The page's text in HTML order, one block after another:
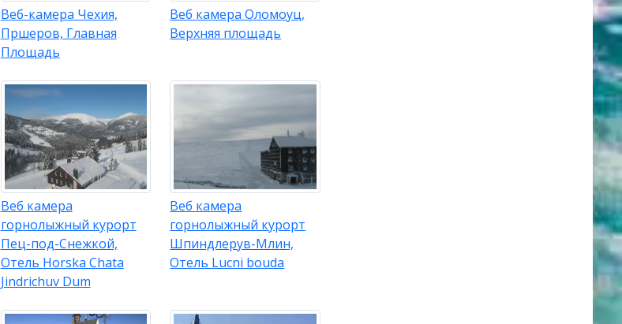
Веб-камера Чехия,
Пршеров, Главная
Площадь
Веб камера Оломоуц,
Верхняя площадь
Веб камера
горнолыжный курорт
Пец-под-Снежкой,
Отель Horska Chata
Jindrichuv Dum
Веб камера
горнолыжный курорт
Шпиндлерув-Млин,
Отель Lucni bouda